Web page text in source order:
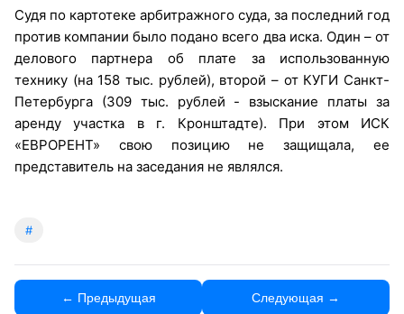
Судя по картотеке арбитражного суда, за последний год
против компании было подано всего два иска. Один – от
делового партнера об плате за использованную
технику (на 158 тыс. рублей), второй – от КУГИ Санкт-
Петербурга (309 тыс. рублей - взыскание платы за
аренду участка в г. Кронштадте). При этом ИСК
«ЕВРОРЕНТ» свою позицию не защищала, ее
представитель на заседания не являлся.
#
← Предыдущая Следующая →